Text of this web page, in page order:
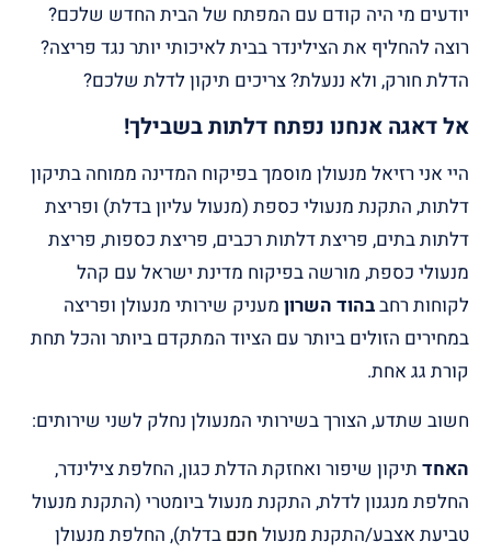
יודעים מי היה קודם עם המפתח של הבית החדש שלכם?
רוצה להחליף את הצילינדר בבית לאיכותי יותר נגד פריצה?
הדלת חורק, ולא ננעלת? צריכים תיקון לדלת שלכם?
אל דאגה אנחנו נפתח דלתות בשבילך!
היי אני רזיאל מנעולן מוסמך בפיקוח המדינה ממוחה בתיקון
דלתות, התקנת מנעולי כספת (מנעול עליון בדלת) ופריצת
דלתות בתים, פריצת דלתות רכבים, פריצת כספות, פריצת
מנעולי כספת, מורשה בפיקוח מדינת ישראל עם קהל
לקוחות רחבבהוד השרון מעניק שירותי מנעולן ופריצה
במחירים הזולים ביותר עם הציוד המתקדם ביותר והכל תחת
קורת גג אחת.
חשוב שתדע, הצורך בשירותי המנעולן נחלק לשני שירותים:
האחד תיקון שיפור ואחזקת הדלת כגון, החלפת צילינדר,
החלפת מנגנון לדלת, התקנת מנעול ביומטרי (התקנת מנעול
טביעת אצבע/התקנת מנעול חכם בדלת), החלפת מנעולן